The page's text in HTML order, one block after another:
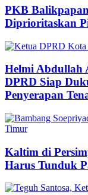
PKB
Diprioritaskan
Helmi Abdullah
DPRD Siap
Penyerapan
Kaltim di
Harus Tunduk